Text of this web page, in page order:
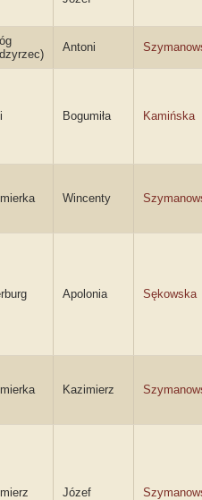
Antoni
Bogumiła Kamińska
Wincenty
Apolonia Sękowska
Kazimierz
Józef